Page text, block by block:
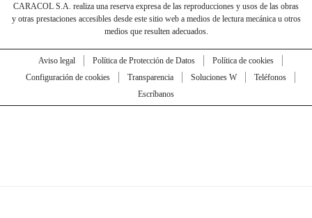
CARACOL S.A. realiza una reserva expresa de las reproducciones y usos de las obras
y otras prestaciones accesibles desde este sitio web a medios de lectura mecánica u otros
medios que resulten adecuados.
Aviso legal Política de Protección de Datos
Política de cookies
Configuración de cookies
Transparencia Soluciones W
Teléfonos
Escríbanos